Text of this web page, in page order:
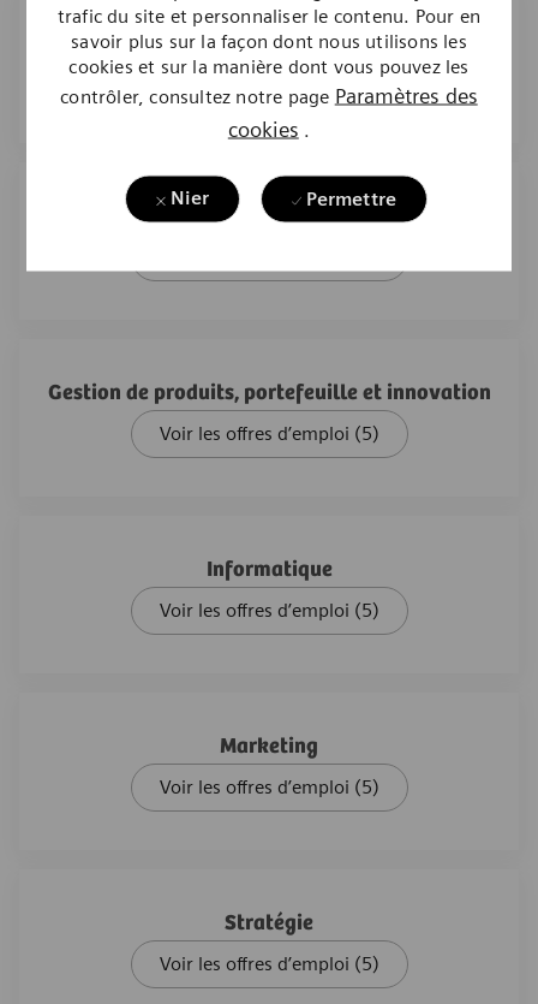
trafic du site et personnaliser le contenu. Pour en
savoir plus sur la façon dont nous utilisons les
cookies et sur la manière dont vous pouvez les
contrôler, consultez notre page Paramètres des
cookies .
Nier Permettre
Gestion de projet
Voir les offres d’emploi (7)
Ressources humaines
Gestion de produits, portefeuille et innovation
Voir les offres d’emploi (5)
Informatique
Voir les offres d’emploi (5)
Marketing
Voir les offres d’emploi (5)
Stratégie
Voir les offres d’emploi (5)